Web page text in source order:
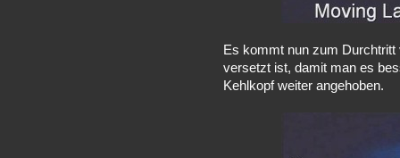
Es kommt nun zum
versetzt ist, damit man es
Kehlkopf weiter angehoben.